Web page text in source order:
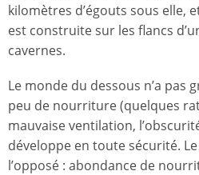
kilomètres d’égouts sous elle,
est construite sur les flancs
cavernes.
Le monde du dessous n’a pas
peu de nourriture (quelques
mauvaise ventilation,
développe en toute sécurité.
l’opposé : abondance de